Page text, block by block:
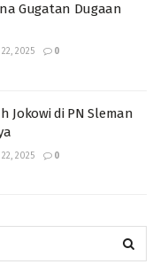
Gugatan Dugaan
22, 2025 0
Jokowi di PN Sleman
22, 2025 0